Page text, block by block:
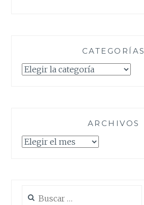
CATEGORÍAS
Categorías
ARCHIVOS
Archivos